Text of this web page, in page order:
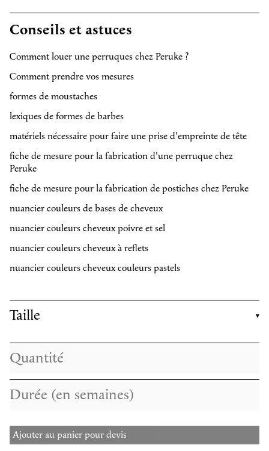
Conseils et astuces
Comment louer une perruques chez Peruke ?
Comment prendre vos mesures
formes de moustaches
lexiques de formes de barbes
matériels nécessaire pour faire une prise d'empreinte de tête
fiche de mesure pour la fabrication d'une perruque chez
Peruke
fiche de mesure pour la fabrication de postiches chez Peruke
nuancier couleurs de bases de cheveux
nuancier couleurs cheveux poivre et sel
nuancier couleurs cheveux à reflets
nuancier couleurs cheveux couleurs pastels
Taille
Ajouter au panier pour devis